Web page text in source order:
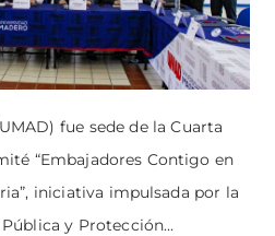
fue sede de la Cuarta
“Embajadores Contigo en
iniciativa impulsada por la
y Protección...